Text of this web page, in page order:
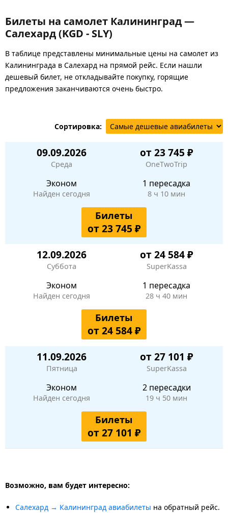
Билеты на самолет Калининград —
Салехард (KGD - SLY)
В таблице представлены минимальные цены на самолет из
Калининграда в Салехард на прямой рейс. Если нашли
дешевый билет, не откладывайте покупку, горящие
предложения заканчиваются очень быстро.
Сортировка:
09.09.2026
Среда
от 23 745 ₽
OneTwoTrip
Эконом
Найден сегодня
1 пересадка
8 ч 10 мин
Билеты
от 23 745 ₽
12.09.2026
Суббота
от 24 584 ₽
SuperKassa
Эконом
Найден сегодня
1 пересадка
28 ч 40 мин
Билеты
от 24 584 ₽
11.09.2026
Пятница
от 27 101 ₽
SuperKassa
Эконом
Найден сегодня
2 пересадки
19 ч 50 мин
Билеты
от 27 101 ₽
Возможно, вам будет интересно:
Салехард → Калининград авиабилеты на обратный рейс.